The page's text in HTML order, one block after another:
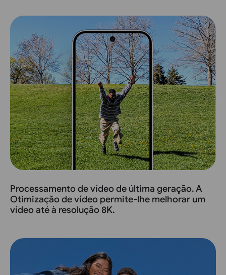
Processamento de vídeo de última geração. A
Otimização de vídeo permite-lhe melhorar um
vídeo até à resolução 8K.